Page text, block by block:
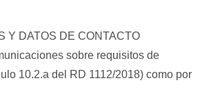
Y DATOS DE CONTACTO
sobre requisitos de
10.2.a del RD 1112/2018) como por